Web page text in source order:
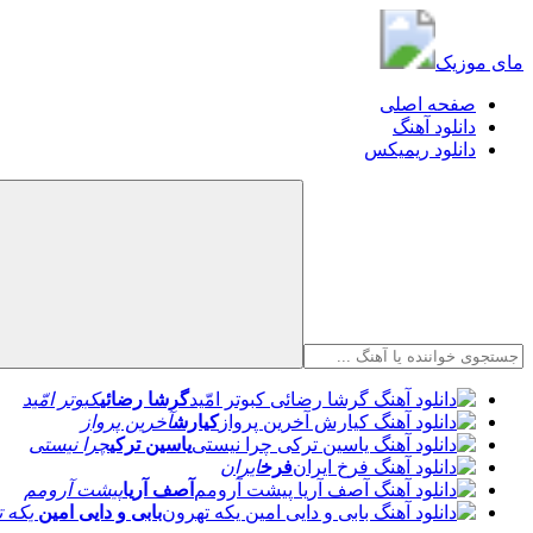
مای موزیک
صفحه اصلی
دانلود آهنگ
دانلود ریمیکس
گرشا رضائیکبوتر امّید
کیارشآخرین پرواز
یاسین ترکیچرا نیستی
فرخایران
آصف آریاپیشت آرومم
بابی و دایی امین یکه